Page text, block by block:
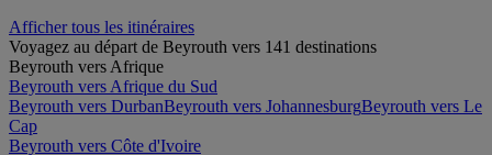
Afficher tous les itinéraires
Voyagez au départ de Beyrouth vers 141 destinations
Beyrouth vers Afrique
Beyrouth vers Afrique du Sud
Beyrouth vers DurbanBeyrouth vers JohannesburgBeyrouth vers Le
Cap
Beyrouth vers Côte d'Ivoire